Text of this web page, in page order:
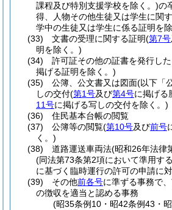
課程及び特別支援学校を除く。)の
得、人物その他生徒又は学生に関す
学中の生徒又は学生に係る証明を除
(33)
文書の受理に関する証明(第7号
明を除く。)
(34)
許可証その他の証書を発行し
掲げる証明を除く。)
(35)
公簿、公文書又は図面(以下「
しの交付(第1号及び第4号に掲げる
11号に掲げる写しの交付を除く。)
(36)
住民基本台帳の閲覧
(37)
公簿等の閲覧(第10号及び前号
く。)
(38)
道路運送車両法(昭和26年法律
(同法第73条第2項において準用す
に基づく臨時運行の許可の申請に
(39)
その他前各号に準ずる事務で
の徴収を適当と認める事務
(昭35条例10・昭42条例43・